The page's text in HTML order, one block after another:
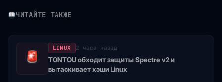
ЧИТАЙТЕ ТАКЖЕ
LINUX 2 часа назад
TONTOU обходит защиты Spectre v2 и
вытаскивает хэши Linux